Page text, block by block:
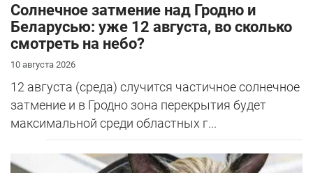
Солнечное затмение над Гродно и
Беларусью: уже 12 августа, во сколько
смотреть на небо?
10 августа 2026
12 августа (среда) случится частичное солнечное
затмение и в Гродно зона перекрытия будет
максимальной среди областных г...